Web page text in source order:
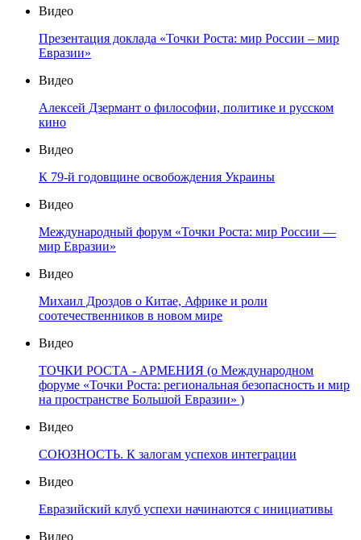
Видео
Презентация доклада «Точки Роста: мир России – мир
Евразии»
Видео
Алексей Дзермант о философии, политике и русском
кино
Видео
К 79-й годовщине освобождения Украины
Видео
Международный форум «Точки Роста: мир России —
мир Евразии»
Видео
Михаил Дроздов о Китае, Африке и роли
соотечественников в новом мире
Видео
ТОЧКИ РОСТА - АРМЕНИЯ (о Международном
форуме «Точки Роста: региональная безопасность и мир
на пространстве Большой Евразии» )
Видео
СОЮЗНОСТЬ. К залогам успехов интеграции
Видео
Евразийский клуб успехи начинаются с инициативы
Видео